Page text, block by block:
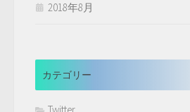
2018年8月
カテゴリー